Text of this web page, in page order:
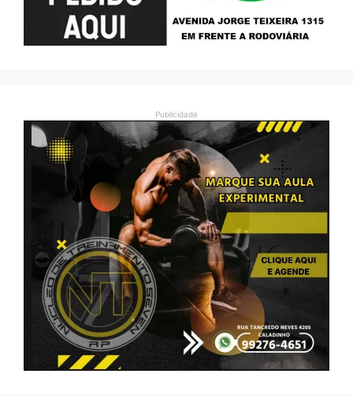
Publicidade